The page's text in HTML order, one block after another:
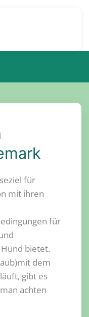
für
mit ihren
für
bietet.
dem
gibt es
achten